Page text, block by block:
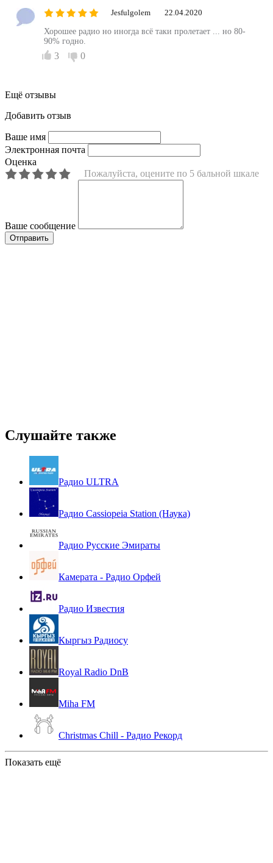
Jesfulgolem 22.04.2020
Хорошее радио но иногда всё таки пролетает ... но 80-
90% годно.
3 0
Ещё отзывы
Добавить отзыв
Ваше имя
Электронная почта
Оценка
Пожалуйста, оцените по 5 бальной шкале
Ваше сообщение
Слушайте также
Радио ULTRA
Радио Cassiopeia Station (Наука)
Радио Русские Эмираты
Камерата - Радио Орфей
Радио Известия
Кыргыз Радиосу
Royal Radio DnB
Miha FM
Christmas Chill - Радио Рекорд
Показать ещё